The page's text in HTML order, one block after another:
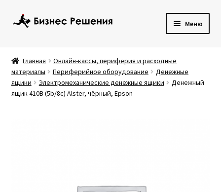
Перейти
Перейти
Меню
Банковское оборудование
Торговое оборудование
Главная
Онлайн-кассы, периферия и расходные
материалы
Периферийное оборудование
Денежные
ящики
Электромеханические денежные ящики
Денежный
ящик 410B (5b/8c) Alster, чёрный, Epson